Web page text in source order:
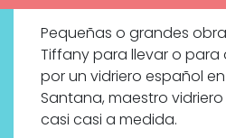
Pequeñas o grandes
Tiffany para llevar o para
por un vidriero español
Santana, maestro
casi casi a medida.